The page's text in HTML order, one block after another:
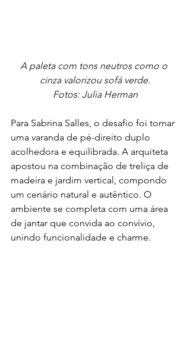
A paleta com tons neutros como o
cinza valorizou sofá verde.
Fotos: Julia Herman
Para Sabrina Salles, o desafio foi tornar
uma varanda de pé-direito duplo
acolhedora e equilibrada. A arquiteta
apostou na combinação de treliça de
madeira e jardim vertical, compondo
um cenário natural e autêntico. O
ambiente se completa com uma área
de jantar que convida ao convívio,
unindo funcionalidade e charme.